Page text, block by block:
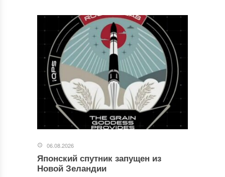
06.08.2026
Японский спутник запущен из
Новой Зеландии